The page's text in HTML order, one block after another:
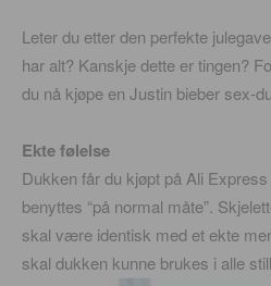
Leter du etter den perfekte
har alt? Kanskje dette er tingen?
du nå kjøpe en Justin bieber sex-
Ekte følelse
Dukken får du kjøpt på Ali
benyttes “på normal måte”.
skal være identisk med et ekte
skal dukken kunne brukes i alle